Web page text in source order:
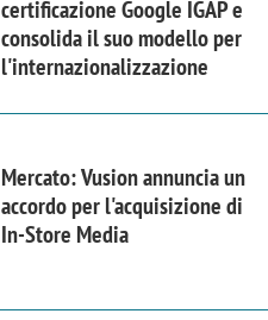
certificazione Google IGAP e
consolida il suo modello per
l'internazionalizzazione
Mercato: Vusion annuncia un
accordo per l'acquisizione di
In-Store Media